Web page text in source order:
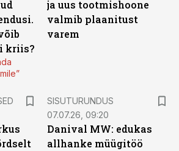
kriis?
ja uus tootmishoone
valmib plaanitust
varem
SISUTURUNDUS
07.07.26, 09:20
Danival MW: edukas
allhanke müügitöö